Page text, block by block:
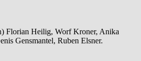
Florian Heilig, Worf Kroner, Anika
Gensmantel, Ruben Elsner.